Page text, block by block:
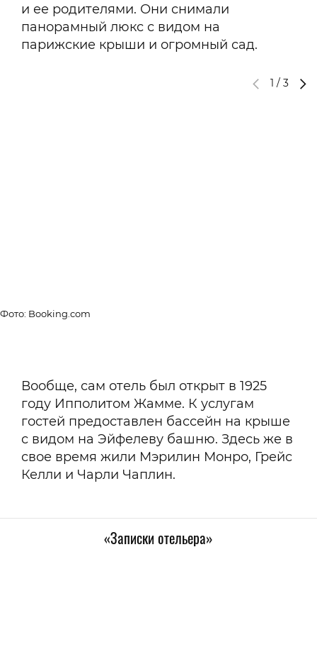
и ее родителями. Они снимали
панорамный люкс с видом на
парижские крыши и огромный сад.
1 / 3
Фото: Booking.com
Вообще, сам отель был открыт в 1925
году Ипполитом Жамме. К услугам
гостей предоставлен бассейн на крыше
с видом на Эйфелеву башню. Здесь же в
свое время жили Мэрилин Монро, Грейс
Келли и Чарли Чаплин.
«Записки отельера»